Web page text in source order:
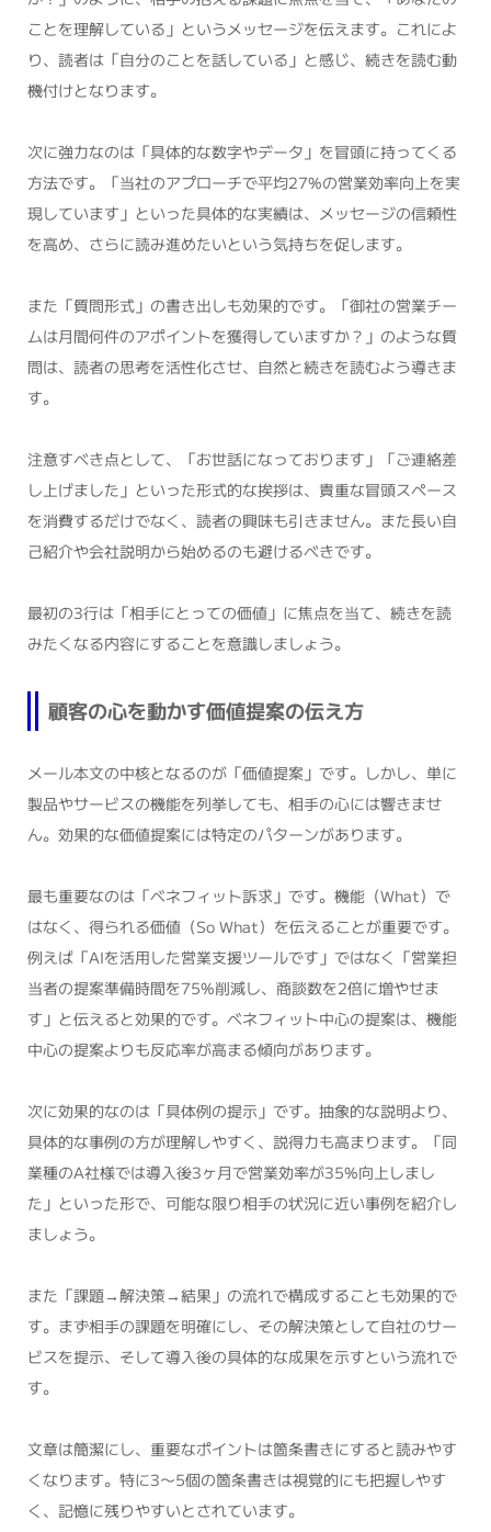
ことを理解している」というメッセージを伝えます。これによ
り、読者は「自分のことを話している」と感じ、続きを読む動
機付けとなります。
次に強力なのは「具体的な数字やデータ」を冒頭に持ってくる
方法です。「当社のアプローチで平均27%の営業効率向上を実
現しています」といった具体的な実績は、メッセージの信頼性
を高め、さらに読み進めたいという気持ちを促します。
また「質問形式」の書き出しも効果的です。「御社の営業チー
ムは月間何件のアポイントを獲得していますか？」のような質
問は、読者の思考を活性化させ、自然と続きを読むよう導きま
す。
注意すべき点として、「お世話になっております」「ご連絡差
し上げました」といった形式的な挨拶は、貴重な冒頭スペース
を消費するだけでなく、読者の興味も引きません。また長い自
己紹介や会社説明から始めるのも避けるべきです。
最初の3行は「相手にとっての価値」に焦点を当て、続きを読
みたくなる内容にすることを意識しましょう。
顧客の心を動かす価値提案の伝え方
メール本文の中核となるのが「価値提案」です。しかし、単に
製品やサービスの機能を列挙しても、相手の心には響きませ
ん。効果的な価値提案には特定のパターンがあります。
最も重要なのは「ベネフィット訴求」です。機能（What）で
はなく、得られる価値（So What）を伝えることが重要です。
例えば「AIを活用した営業支援ツールです」ではなく「営業担
当者の提案準備時間を75%削減し、商談数を2倍に増やせま
す」と伝えると効果的です。ベネフィット中心の提案は、機能
中心の提案よりも反応率が高まる傾向があります。
次に効果的なのは「具体例の提示」です。抽象的な説明より、
具体的な事例の方が理解しやすく、説得力も高まります。「同
業種のA社様では導入後3ヶ月で営業効率が35%向上しまし
た」といった形で、可能な限り相手の状況に近い事例を紹介し
ましょう。
また「課題→解決策→結果」の流れで構成することも効果的で
す。まず相手の課題を明確にし、その解決策として自社のサー
ビスを提示、そして導入後の具体的な成果を示すという流れで
す。
文章は簡潔にし、重要なポイントは箇条書きにすると読みやす
くなります。特に3〜5個の箇条書きは視覚的にも把握しやす
く、記憶に残りやすいとされています。